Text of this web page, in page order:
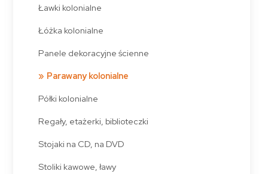
Ławki kolonialne
Łóżka kolonialne
Panele dekoracyjne ścienne
Parawany kolonialne
Półki kolonialne
Regały, etażerki, biblioteczki
Stojaki na CD, na DVD
Stoliki kawowe, ławy